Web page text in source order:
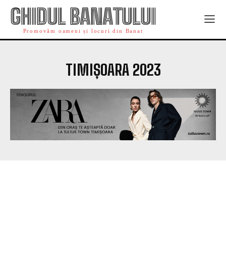
GHIDUL BANATULUI
Promovăm oameni și locuri din Banat
TIMIȘOARA 2023